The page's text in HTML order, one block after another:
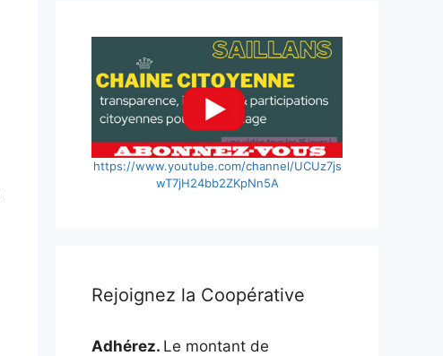
https://www.youtube.com/channel/UCUz7js
wT7jH24bb2ZKpNn5A
Rejoignez la Coopérative
Adhérez. Le montant de